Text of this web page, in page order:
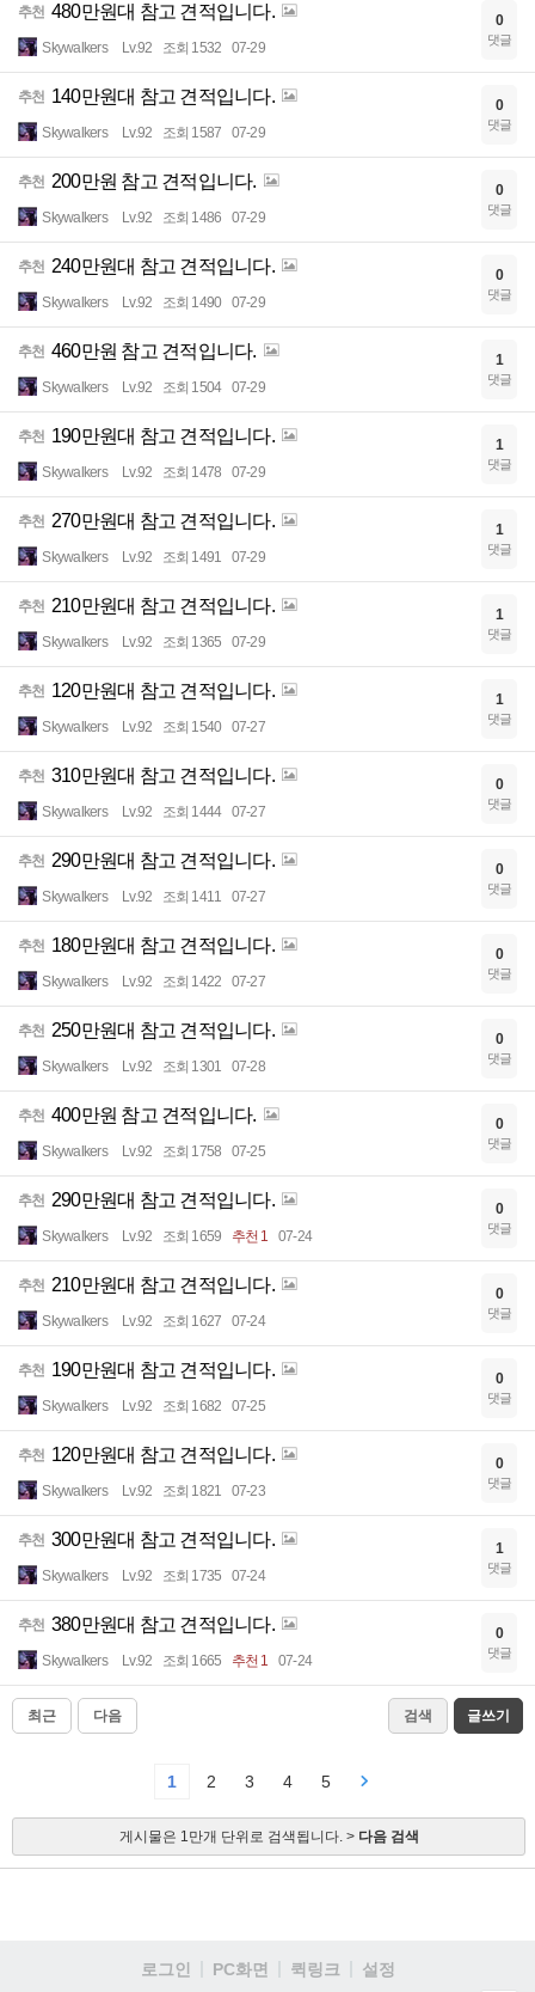
추천 480만원대 참고 견적입니다.
Skywalkers Lv.92 조회 1532 07-29
0
댓글
추천 140만원대 참고 견적입니다.
Skywalkers Lv.92 조회 1587 07-29
0
댓글
추천 200만원 참고 견적입니다.
Skywalkers Lv.92 조회 1486 07-29
0
댓글
추천 240만원대 참고 견적입니다.
Skywalkers Lv.92 조회 1490 07-29
0
댓글
추천 460만원 참고 견적입니다.
Skywalkers Lv.92 조회 1504 07-29
1
댓글
추천 190만원대 참고 견적입니다.
Skywalkers Lv.92 조회 1478 07-29
1
댓글
추천 270만원대 참고 견적입니다.
Skywalkers Lv.92 조회 1491 07-29
1
댓글
추천 210만원대 참고 견적입니다.
Skywalkers Lv.92 조회 1365 07-29
1
댓글
추천 120만원대 참고 견적입니다.
Skywalkers Lv.92 조회 1540 07-27
1
댓글
추천 310만원대 참고 견적입니다.
Skywalkers Lv.92 조회 1444 07-27
0
댓글
추천 290만원대 참고 견적입니다.
Skywalkers Lv.92 조회 1411 07-27
0
댓글
추천 180만원대 참고 견적입니다.
Skywalkers Lv.92 조회 1422 07-27
0
댓글
추천 250만원대 참고 견적입니다.
Skywalkers Lv.92 조회 1301 07-28
0
댓글
추천 400만원 참고 견적입니다.
Skywalkers Lv.92 조회 1758 07-25
0
댓글
추천 290만원대 참고 견적입니다.
Skywalkers Lv.92 조회 1659 추천 1 07-24
0
댓글
추천 210만원대 참고 견적입니다.
Skywalkers Lv.92 조회 1627 07-24
0
댓글
추천 190만원대 참고 견적입니다.
Skywalkers Lv.92 조회 1682 07-25
0
댓글
추천 120만원대 참고 견적입니다.
Skywalkers Lv.92 조회 1821 07-23
0
댓글
추천 300만원대 참고 견적입니다.
Skywalkers Lv.92 조회 1735 07-24
1
댓글
추천 380만원대 참고 견적입니다.
Skywalkers Lv.92 조회 1665 추천 1 07-24
0
댓글
최근 다음 검색 글쓰기
1 2 3 4 5
게시물은 1만개 단위로 검색됩니다. > 다음 검색
로그인 PC화면 퀵링크
설정